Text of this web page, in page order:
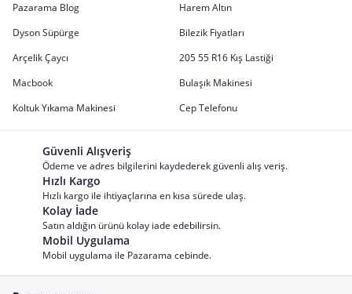
Pazarama Blog
Harem Altın
Dyson Süpürge
Bilezik Fiyatları
Arçelik Çaycı
205 55 R16 Kış Lastiği
Macbook
Bulaşık Makinesi
Koltuk Yıkama Makinesi
Cep Telefonu
Güvenli Alışveriş
Ödeme ve adres bilgilerini kaydederek güvenli alış veriş.
Hızlı Kargo
Hızlı kargo ile ihtiyaçlarına en kısa sürede ulaş.
Kolay İade
Satın aldığın ürünü kolay iade edebilirsin.
Mobil Uygulama
Mobil uygulama ile Pazarama cebinde.